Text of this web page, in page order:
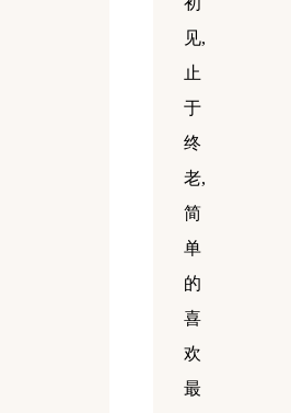
见,
止
于
终
老,
简
单
的
喜
欢
最